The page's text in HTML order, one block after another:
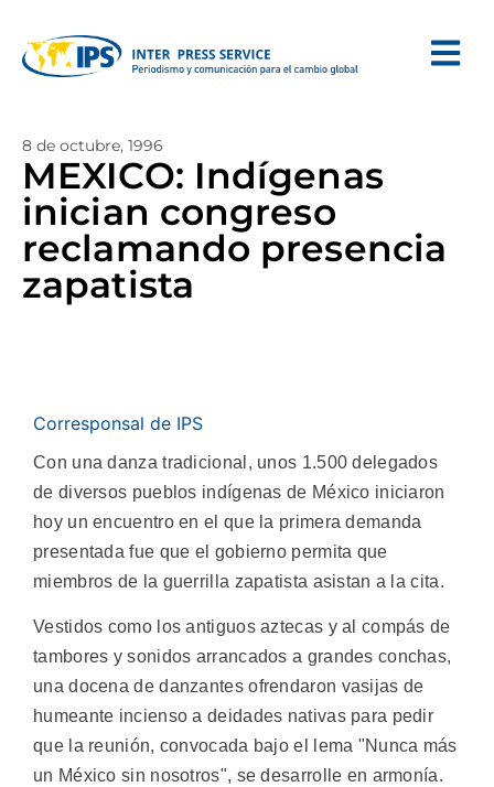
8 de octubre, 1996
MEXICO: Indígenas
inician congreso
reclamando presencia
zapatista
Corresponsal de IPS
Con una danza tradicional, unos 1.500 delegados
de diversos pueblos indígenas de México iniciaron
hoy un encuentro en el que la primera demanda
presentada fue que el gobierno permita que
miembros de la guerrilla zapatista asistan a la cita.
Vestidos como los antiguos aztecas y al compás de
tambores y sonidos arrancados a grandes conchas,
una docena de danzantes ofrendaron vasijas de
humeante incienso a deidades nativas para pedir
que la reunión, convocada bajo el lema "Nunca más
un México sin nosotros", se desarrolle en armonía.